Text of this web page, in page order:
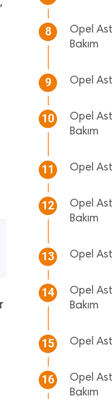
8
Opel
Bakım
9 Opel
10
Opel
Bakım
11 Opel
12
Opel
Bakım
13 Opel
14
Opel
Bakım
15 Opel
16
Opel
Bakım